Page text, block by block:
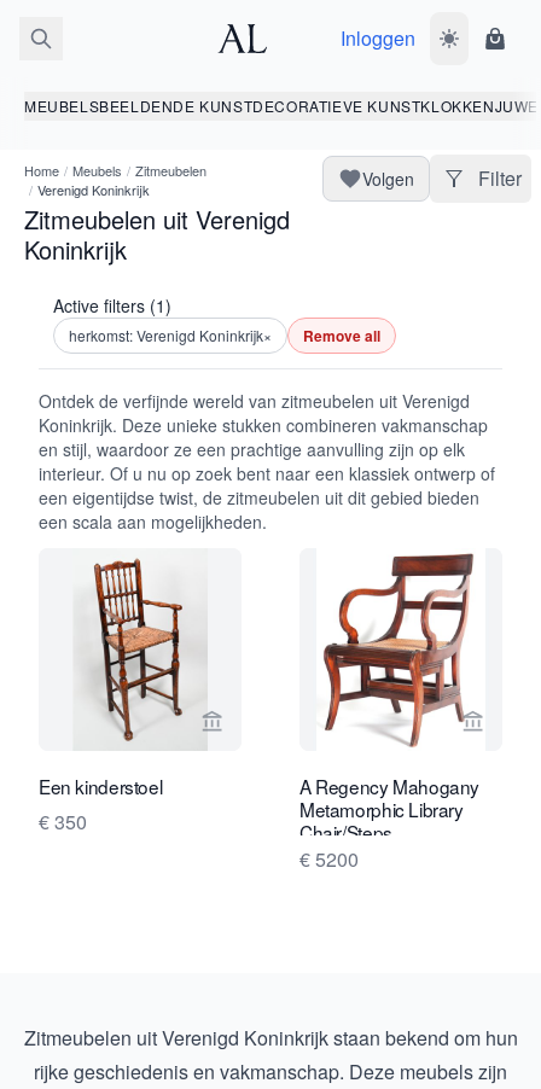
Inloggen Wissel
MEUBELSBEELDENDE KUNSTDECORATIEVE KUNSTKLOKKEN
Home / Meubels / Zitmeubelen
/ Verenigd Koninkrijk
Zitmeubelen uit Verenigd
Koninkrijk
Volgen Filter
Active filters (1)
herkomst: Verenigd Koninkrijk× Remove all
Ontdek de verfijnde wereld van zitmeubelen uit Verenigd
Koninkrijk. Deze unieke stukken combineren vakmanschap
en stijl, waardoor ze een prachtige aanvulling zijn op elk
interieur. Of u nu op zoek bent naar een klassiek ontwerp of
een eigentijdse twist, de zitmeubelen uit dit gebied bieden
een scala aan mogelijkheden.
Bekijk verkoperspagina van Limburg
Een kinderstoel
€ 350
Bekijk
A Regency Mahogany
Metamorphic Library
Chair/Steps
€ 5200
Zitmeubelen uit Verenigd Koninkrijk staan bekend om hun
rijke geschiedenis en vakmanschap. Deze meubels zijn